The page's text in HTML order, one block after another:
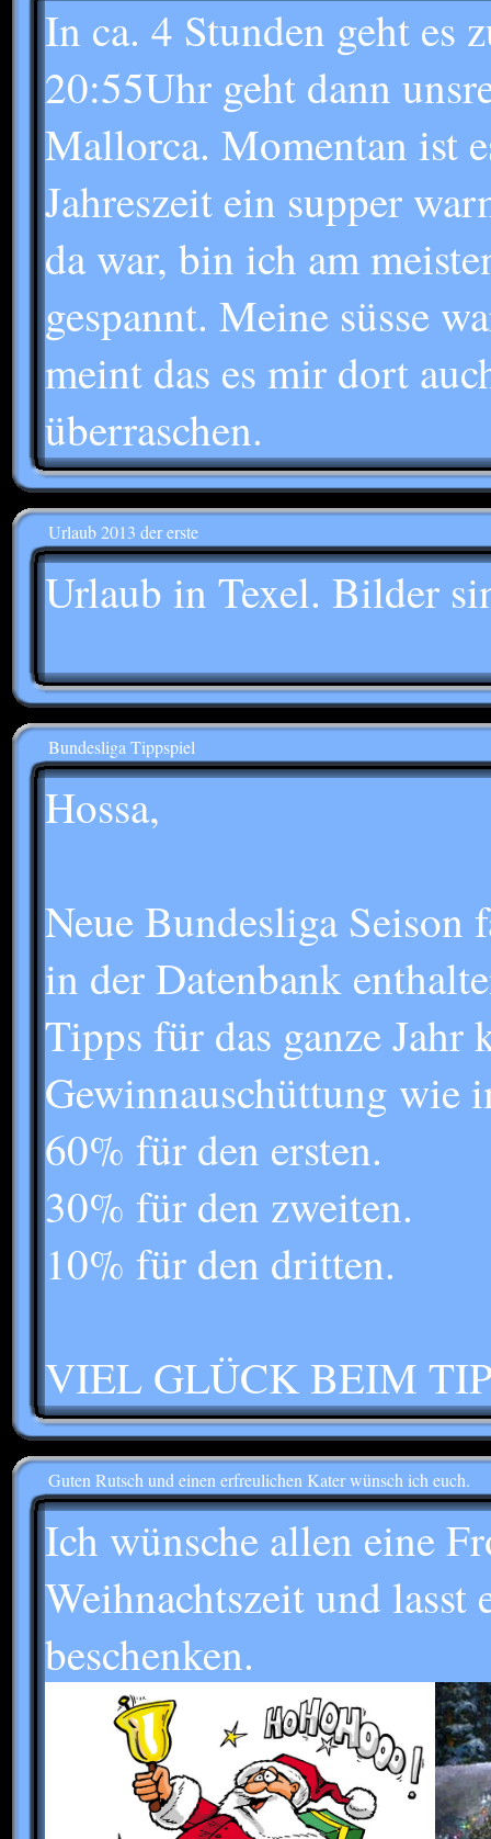
In ca. 4 Stunden geht es
20:55Uhr geht dann
Mallorca. Momentan ist
Jahreszeit ein supper
da war, bin ich am
gespannt. Meine süsse
meint das es mir dort
überraschen.
Urlaub 2013 der erste
Urlaub in Texel. Bilder
Bundesliga Tippspiel
Hossa,
Neue Bundesliga Seison
in der Datenbank
Tipps für das ganze Jahr
Gewinnauschüttung wie
60% für den ersten.
30% für den zweiten.
10% für den dritten.
VIEL GLÜCK BEIM
Guten Rutsch und einen erfreulichen Kater wünsch ich euch.
Ich wünsche allen eine
Weihnachtszeit und
beschenken.